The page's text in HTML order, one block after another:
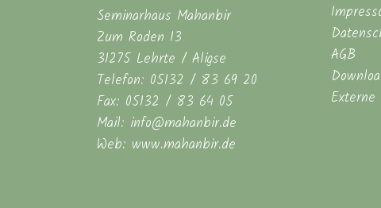
Seminarhaus Mahanbir
Zum Roden 13
31275 Lehrte / Aligse
Telefon: 05132 / 83 69 20
Fax: 05132 / 83 64 05
Mail: info@mahanbir.de
Web: www.mahanbir.de
AGB